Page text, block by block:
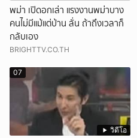
พม่า เปิดอกเล่า แรงงานพม่าบาง
คนไม่มีแม้แต่บ้าน ลั่น ถ้าถึงเวลาก็
กลับเอง
BRIGHTTV.CO.TH
วิดีโอ
07